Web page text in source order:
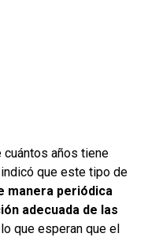
cuántos años tiene
que este tipo de
manera periódica
adecuada de las
que esperan que el